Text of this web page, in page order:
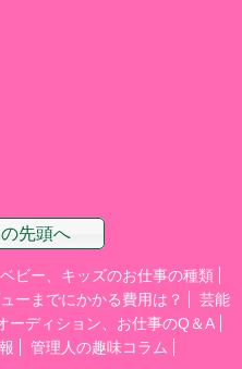
先頭へ
ベビー、キッズのお仕事の種類
ーまでにかかる費用は？
芸能
ーディション、お仕事のQ＆A
管理人の趣味コラム